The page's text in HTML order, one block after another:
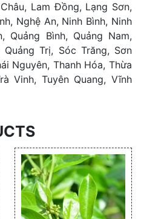
Lam Đồng, Lạng Sơn,
Nghệ An, Ninh Bình, Ninh
Quảng Bình, Quảng Nam,
Trị, Sóc Trăng, Sơn
Nguyên, Thanh Hóa, Thừa
Vinh, Tuyên Quang, Vĩnh